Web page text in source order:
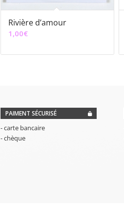
Rivière d’amour
1,00€
PAIMENT SÉCURISÉ
- carte bancaire
- chèque